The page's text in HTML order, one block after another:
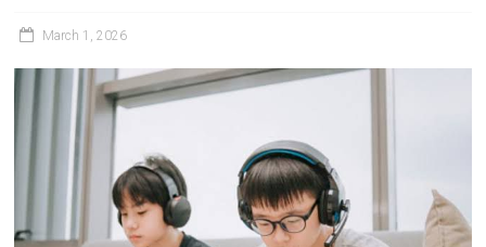
March 1, 2026